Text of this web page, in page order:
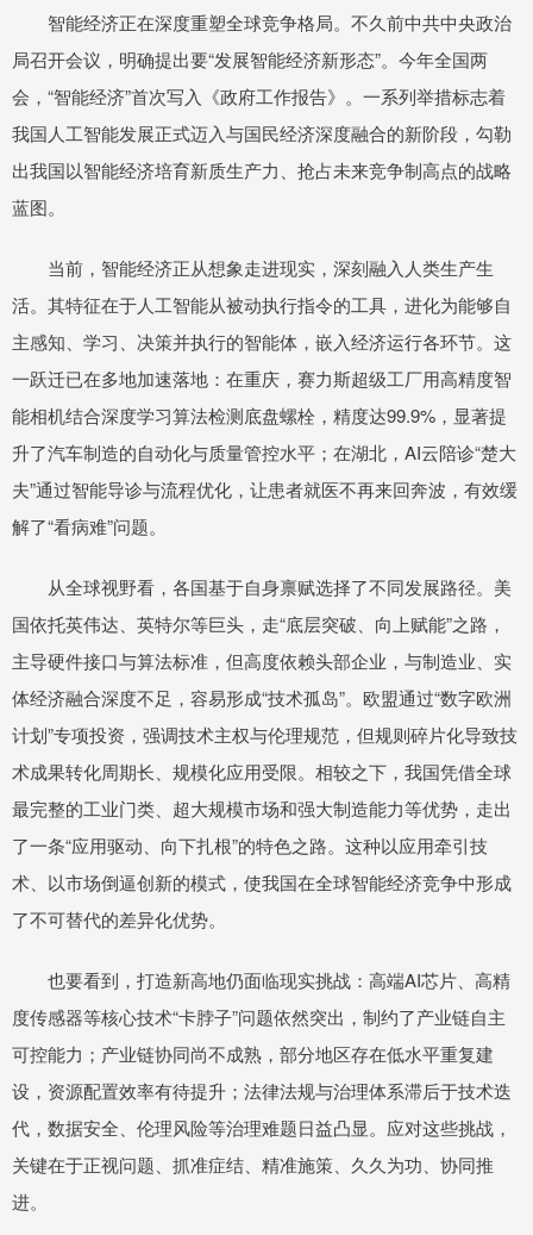
智能经济正在深度重塑全球竞争格局。不久前中共中央政治
局召开会议，明确提出要“发展智能经济新形态”。今年全国两
会，“智能经济”首次写入《政府工作报告》。一系列举措标志着
我国人工智能发展正式迈入与国民经济深度融合的新阶段，勾勒
出我国以智能经济培育新质生产力、抢占未来竞争制高点的战略
蓝图。
当前，智能经济正从想象走进现实，深刻融入人类生产生
活。其特征在于人工智能从被动执行指令的工具，进化为能够自
主感知、学习、决策并执行的智能体，嵌入经济运行各环节。这
一跃迁已在多地加速落地：在重庆，赛力斯超级工厂用高精度智
能相机结合深度学习算法检测底盘螺栓，精度达99.9%，显著提
升了汽车制造的自动化与质量管控水平；在湖北，AI云陪诊“楚大
夫”通过智能导诊与流程优化，让患者就医不再来回奔波，有效缓
解了“看病难”问题。
从全球视野看，各国基于自身禀赋选择了不同发展路径。美
国依托英伟达、英特尔等巨头，走“底层突破、向上赋能”之路，
主导硬件接口与算法标准，但高度依赖头部企业，与制造业、实
体经济融合深度不足，容易形成“技术孤岛”。欧盟通过“数字欧洲
计划”专项投资，强调技术主权与伦理规范，但规则碎片化导致技
术成果转化周期长、规模化应用受限。相较之下，我国凭借全球
最完整的工业门类、超大规模市场和强大制造能力等优势，走出
了一条“应用驱动、向下扎根”的特色之路。这种以应用牵引技
术、以市场倒逼创新的模式，使我国在全球智能经济竞争中形成
了不可替代的差异化优势。
也要看到，打造新高地仍面临现实挑战：高端AI芯片、高精
度传感器等核心技术“卡脖子”问题依然突出，制约了产业链自主
可控能力；产业链协同尚不成熟，部分地区存在低水平重复建
设，资源配置效率有待提升；法律法规与治理体系滞后于技术迭
代，数据安全、伦理风险等治理难题日益凸显。应对这些挑战，
关键在于正视问题、抓准症结、精准施策、久久为功、协同推
进。